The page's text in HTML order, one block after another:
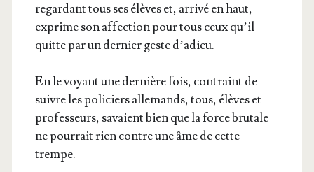
regar­dant tous ses élèves et, arri­vé en haut,
exprime son affec­tion pour tous ceux qu’il
quitte par un der­nier geste d’adieu.
En le voyant une der­nière fois, contraint de
suivre les poli­ciers alle­mands, tous, élèves et
pro­fes­seurs, savaient bien que la force bru­tale
ne pour­rait rien contre une âme de cette
trempe.